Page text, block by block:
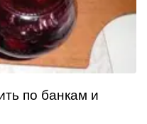
по банкам и